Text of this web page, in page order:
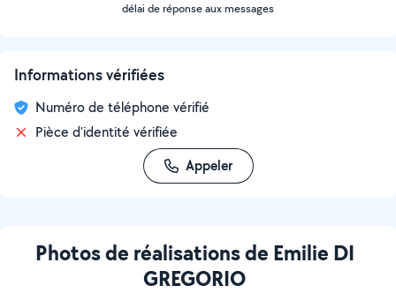
délai de réponse aux messages
Informations vérifiées
Numéro de téléphone vérifié
Pièce d'identité vérifiée
Appeler
Photos de réalisations de Emilie DI
GREGORIO